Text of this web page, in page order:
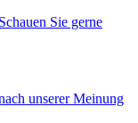
Sie gerne
unserer Meinung